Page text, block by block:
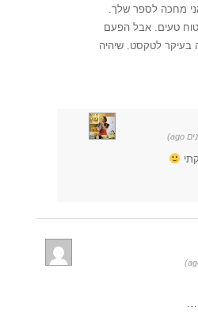
מחכה לספר שלך.
טעים. אבל הפעם
לטקסט. שיהיה